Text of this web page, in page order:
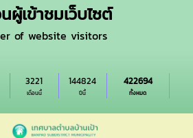
ผู้เข้าชมเว็บไซต์
of website visitors
เดือนนี้
3221
ปีนี้
144824
ทั้งหมด
422694